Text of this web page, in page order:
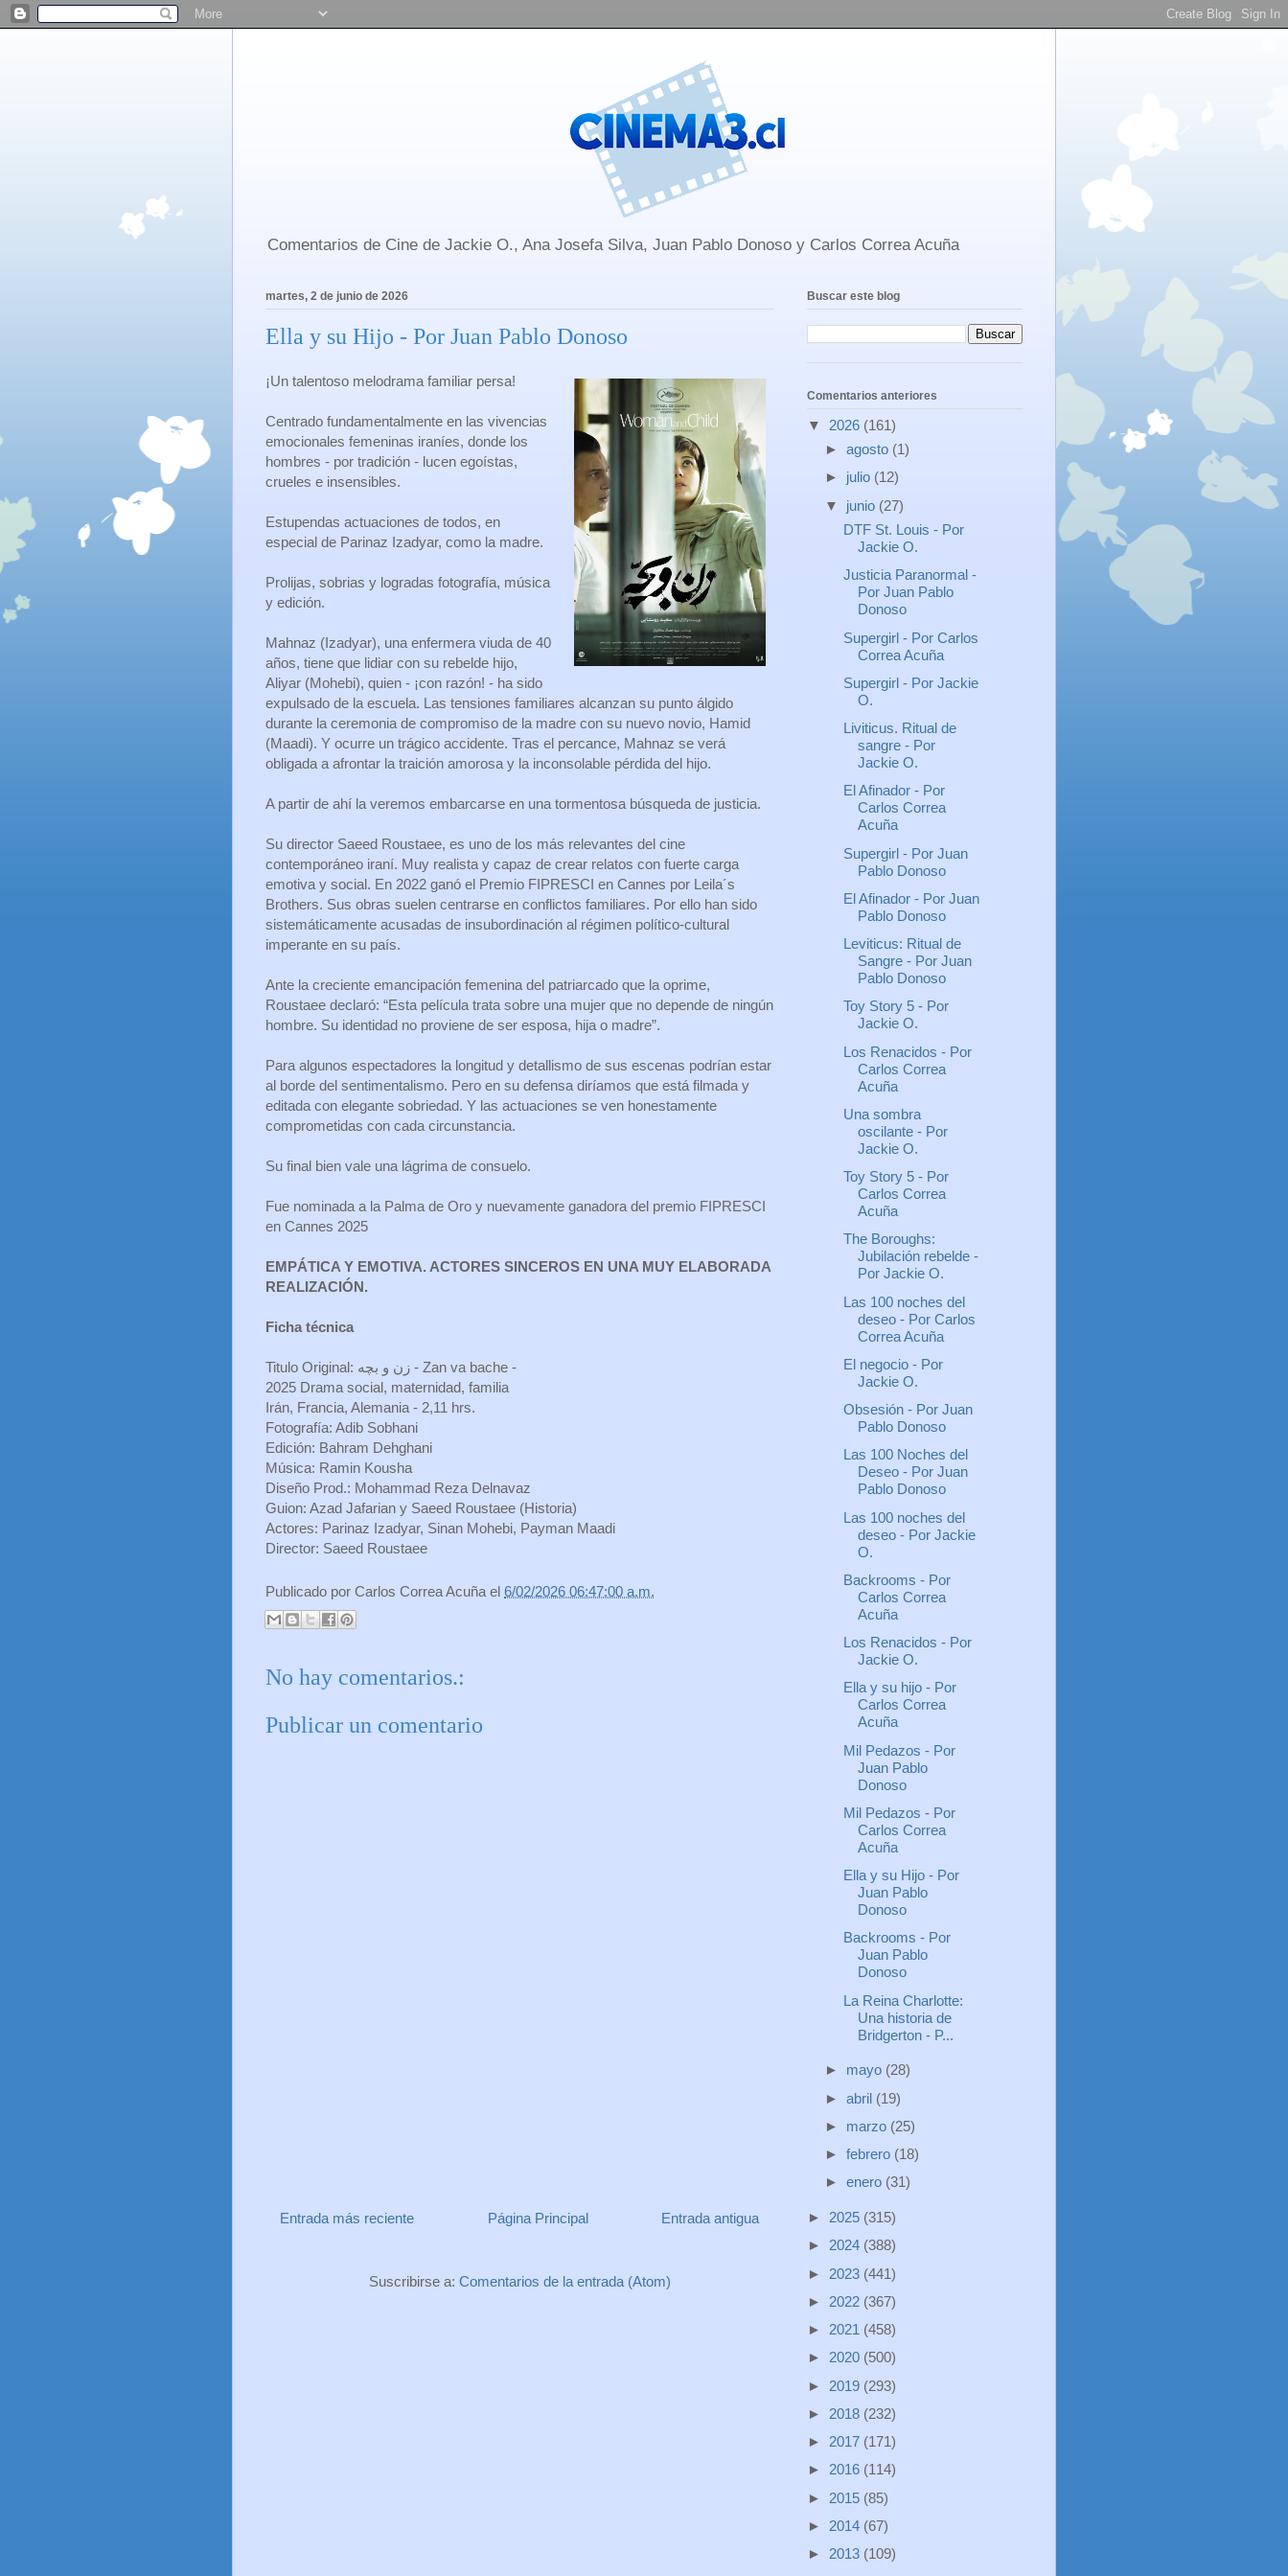
Comentarios de Cine de Jackie O., Ana Josefa Silva, Juan Pablo Donoso y Carlos Correa Acuña
martes, 2 de junio de 2026
Ella y su Hijo - Por Juan Pablo Donoso
¡Un talentoso melodrama familiar persa!
Centrado fundamentalmente en las vivencias
emocionales femeninas iraníes, donde los
hombres - por tradición - lucen egoístas,
crueles e insensibles.
Estupendas actuaciones de todos, en
especial de Parinaz Izadyar, como la madre.
Prolijas, sobrias y logradas fotografía, música
y edición.
Mahnaz (Izadyar), una enfermera viuda de 40
años, tiene que lidiar con su rebelde hijo,
Aliyar (Mohebi), quien - ¡con razón! - ha sido
expulsado de la escuela. Las tensiones familiares alcanzan su punto álgido
durante la ceremonia de compromiso de la madre con su nuevo novio, Hamid
(Maadi). Y ocurre un trágico accidente. Tras el percance, Mahnaz se verá
obligada a afrontar la traición amorosa y la inconsolable pérdida del hijo.
A partir de ahí la veremos embarcarse en una tormentosa búsqueda de justicia.
Su director Saeed Roustaee, es uno de los más relevantes del cine
contemporáneo iraní. Muy realista y capaz de crear relatos con fuerte carga
emotiva y social. En 2022 ganó el Premio FIPRESCI en Cannes por Leila´s
Brothers. Sus obras suelen centrarse en conflictos familiares. Por ello han sido
sistemáticamente acusadas de insubordinación al régimen político-cultural
imperante en su país.
Ante la creciente emancipación femenina del patriarcado que la oprime,
Roustaee declaró: “Esta película trata sobre una mujer que no depende de ningún
hombre. Su identidad no proviene de ser esposa, hija o madre”.
Para algunos espectadores la longitud y detallismo de sus escenas podrían estar
al borde del sentimentalismo. Pero en su defensa diríamos que está filmada y
editada con elegante sobriedad. Y las actuaciones se ven honestamente
comprometidas con cada circunstancia.
Su final bien vale una lágrima de consuelo.
Fue nominada a la Palma de Oro y nuevamente ganadora del premio FIPRESCI
en Cannes 2025
EMPÁTICA Y EMOTIVA. ACTORES SINCEROS EN UNA MUY ELABORADA
REALIZACIÓN.
Ficha técnica
Titulo Original: زن و بچه - Zan va bache -
2025 Drama social, maternidad, familia
Irán, Francia, Alemania - 2,11 hrs.
Fotografía: Adib Sobhani
Edición: Bahram Dehghani
Música: Ramin Kousha
Diseño Prod.: Mohammad Reza Delnavaz
Guion: Azad Jafarian y Saeed Roustaee (Historia)
Actores: Parinaz Izadyar, Sinan Mohebi, Payman Maadi
Director: Saeed Roustaee
Publicado por Carlos Correa Acuña el 6/02/2026 06:47:00 a.m.
No hay comentarios.:
Publicar un comentario
Entrada más reciente Entrada antigua
Página Principal
Suscribirse a: Comentarios de la entrada (Atom)
Buscar este blog
Comentarios anteriores
▼ 2026 (161)
► agosto (1)
► julio (12)
▼ junio (27)
DTF St. Louis - Por
Jackie O.
Justicia Paranormal -
Por Juan Pablo
Donoso
Supergirl - Por Carlos
Correa Acuña
Supergirl - Por Jackie
O.
Liviticus. Ritual de
sangre - Por
Jackie O.
El Afinador - Por
Carlos Correa
Acuña
Supergirl - Por Juan
Pablo Donoso
El Afinador - Por Juan
Pablo Donoso
Leviticus: Ritual de
Sangre - Por Juan
Pablo Donoso
Toy Story 5 - Por
Jackie O.
Los Renacidos - Por
Carlos Correa
Acuña
Una sombra
oscilante - Por
Jackie O.
Toy Story 5 - Por
Carlos Correa
Acuña
The Boroughs:
Jubilación rebelde -
Por Jackie O.
Las 100 noches del
deseo - Por Carlos
Correa Acuña
El negocio - Por
Jackie O.
Obsesión - Por Juan
Pablo Donoso
Las 100 Noches del
Deseo - Por Juan
Pablo Donoso
Las 100 noches del
deseo - Por Jackie
O.
Backrooms - Por
Carlos Correa
Acuña
Los Renacidos - Por
Jackie O.
Ella y su hijo - Por
Carlos Correa
Acuña
Mil Pedazos - Por
Juan Pablo
Donoso
Mil Pedazos - Por
Carlos Correa
Acuña
Ella y su Hijo - Por
Juan Pablo
Donoso
Backrooms - Por
Juan Pablo
Donoso
La Reina Charlotte:
Una historia de
Bridgerton - P...
► mayo (28)
► abril (19)
► marzo (25)
► febrero (18)
► enero (31)
► 2025 (315)
► 2024 (388)
► 2023 (441)
► 2022 (367)
► 2021 (458)
► 2020 (500)
► 2019 (293)
► 2018 (232)
► 2017 (171)
► 2016 (114)
► 2015 (85)
► 2014 (67)
► 2013 (109)